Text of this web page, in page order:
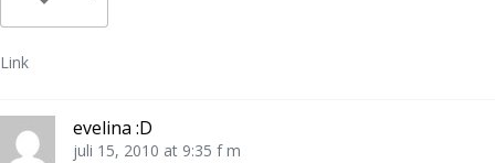
Link
evelina :D
juli 15, 2010 at 9:35 f m